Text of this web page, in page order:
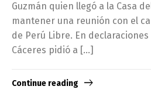
Guzmán quien llegó a la Casa
mantener una reunión con el
de Perú Libre. En
Cáceres pidió a […]
Continue reading